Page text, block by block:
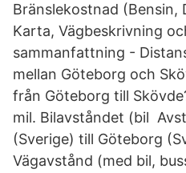
Bränslekostnad (Bensin,
Karta, Vägbeskrivning
sammanfattning -
mellan Göteborg och
från Göteborg till
mil. Bilavståndet (bil
(Sverige) till Göteborg
Vägavstånd (med bil,